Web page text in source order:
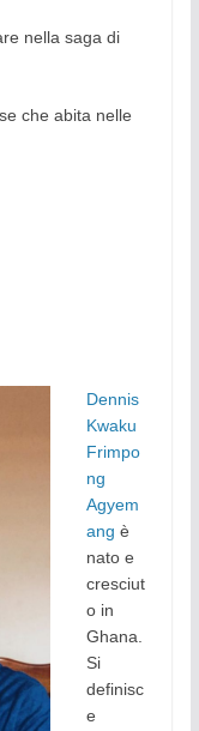
nella saga di
che abita nelle
Dennis
Kwaku
Frimpo
ng
Agyem
ang è
nato e
cresciut
o in
Ghana.
Si
definisc
e